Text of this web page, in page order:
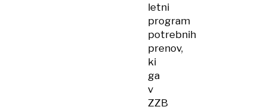
letni
program
potrebnih
prenov,
ki
ga
v
ZZB